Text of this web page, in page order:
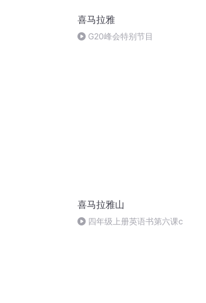
喜马拉雅
G20峰会特别节目
喜马拉雅山
四年级上册英语书第六课c